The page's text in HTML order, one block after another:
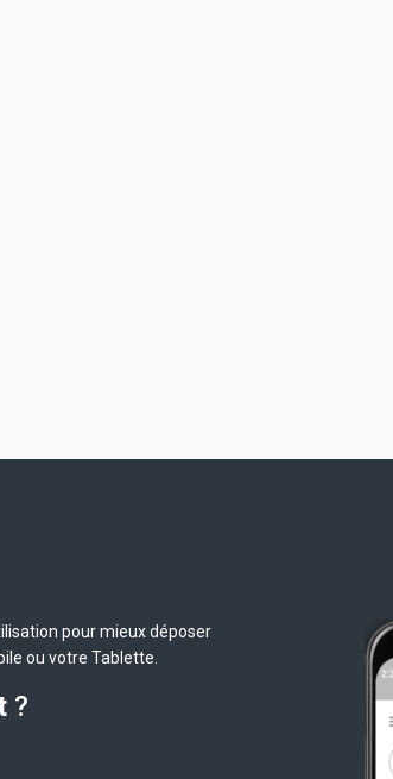
pour mieux déposer
ou votre Tablette.
?